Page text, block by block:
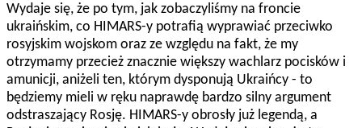
Wydaje się, że po tym, jak zobaczyliśmy na froncie
ukraińskim, co HIMARS-y potrafią wyprawiać przeciwko
rosyjskim wojskom oraz ze względu na fakt, że my
otrzymamy przecież znacznie większy wachlarz pocisków i
amunicji, aniżeli ten, którym dysponują Ukraińcy - to
będziemy mieli w ręku naprawdę bardzo silny argument
odstraszający Rosję. HIMARS-y obrosły już legendą, a